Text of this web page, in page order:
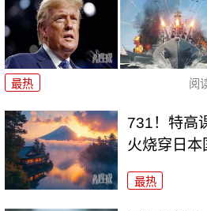
最热 阅
731！特高
火烧穿日本
最热